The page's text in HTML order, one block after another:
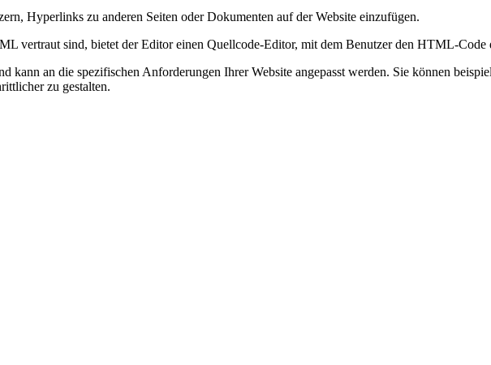
Hyperlinks zu anderen Seiten oder Dokumenten auf der Website einzufügen.
vertraut sind, bietet der Editor einen Quellcode-Editor, mit dem Benutzer den HTML-Code
an die spezifischen Anforderungen Ihrer Website angepasst werden. Sie können
zu gestalten.